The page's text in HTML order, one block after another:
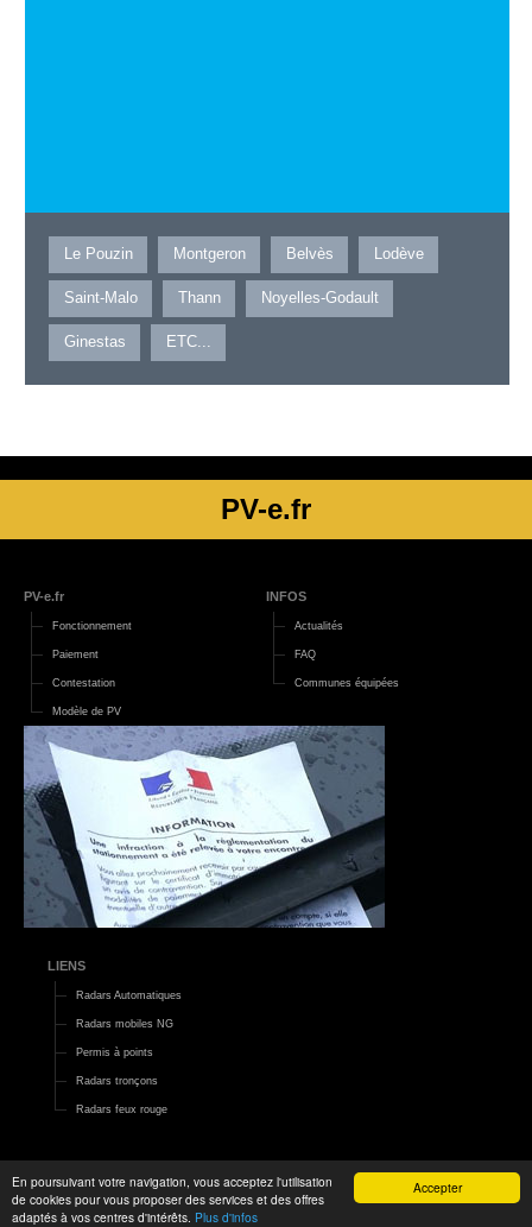
Accepter
En poursuivant votre navigation, vous acceptez l'utilisation
de cookies pour vous proposer des services et des offres
adaptés à vos centres d'intérêts. Plus d'infos
Le Pouzin Montgeron Belvès Lodève
Saint-Malo Thann Noyelles-Godault
Ginestas ETC...
PV-e.fr
PV-e.fr
Fonctionnement
Paiement
Contestation
Modèle de PV
INFOS
Actualités
FAQ
Communes équipées
LIENS
Radars Automatiques
Radars mobiles NG
Permis à points
Radars tronçons
Radars feux rouge
2015 © Le Monde d'Aza|Mentions légales